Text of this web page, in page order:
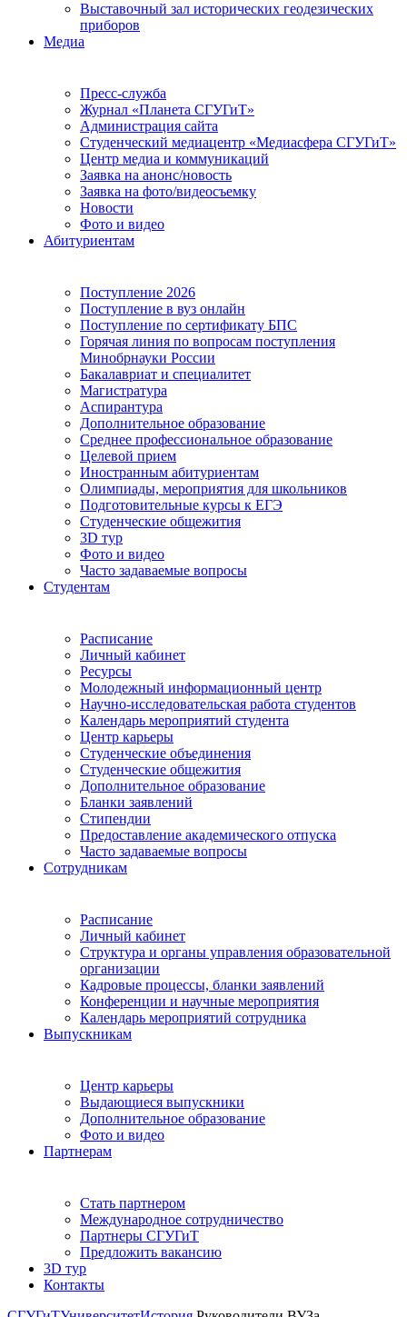
Выставочный зал исторических геодезических
приборов
Медиа
Пресс-служба
Журнал «Планета СГУГиТ»
Администрация сайта
Студенческий медиацентр «Медиасфера СГУГиТ»
Центр медиа и коммуникаций
Заявка на анонс/новость
Заявка на фото/видеосъемку
Новости
Фото и видео
Абитуриентам
Поступление 2026
Поступление в вуз онлайн
Поступление по сертификату БПС
Горячая линия по вопросам поступления
Минобрнауки России
Бакалавриат и специалитет
Магистратура
Аспирантура
Дополнительное образование
Среднее профессиональное образование
Целевой прием
Иностранным абитуриентам
Олимпиады, мероприятия для школьников
Подготовительные курсы к ЕГЭ
Студенческие общежития
3D тур
Фото и видео
Часто задаваемые вопросы
Студентам
Расписание
Личный кабинет
Ресурсы
Молодежный информационный центр
Научно-исследовательская работа студентов
Календарь мероприятий студента
Центр карьеры
Студенческие объединения
Студенческие общежития
Дополнительное образование
Бланки заявлений
Стипендии
Предоставление академического отпуска
Часто задаваемые вопросы
Сотрудникам
Расписание
Личный кабинет
Структура и органы управления образовательной
организации
Кадровые процессы, бланки заявлений
Конференции и научные мероприятия
Календарь мероприятий сотрудника
Выпускникам
Центр карьеры
Выдающиеся выпускники
Дополнительное образование
Фото и видео
Партнерам
Стать партнером
Международное сотрудничество
Партнеры СГУГиТ
Предложить вакансию
3D тур
Контакты